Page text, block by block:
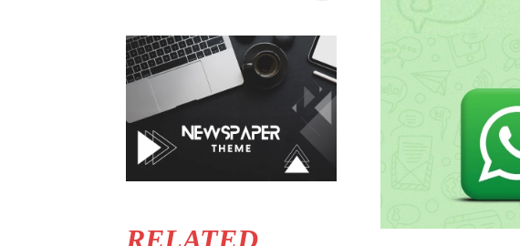
RELATED